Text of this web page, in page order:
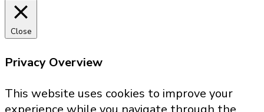
Close
Privacy Overview
This website uses cookies to improve your